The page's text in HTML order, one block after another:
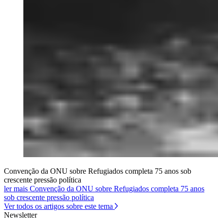
Convenção da ONU sobre Refugiados completa 75 anos sob
crescente pressão política
ler mais Convenção da ONU sobre Refugiados completa 75 anos
sob crescente pressão política
Ver todos os artigos sobre este tema
Newsletter